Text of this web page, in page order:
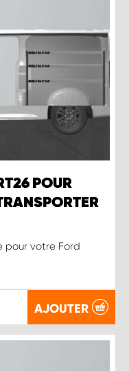
POUR
pour votre Ford
AJOUTER